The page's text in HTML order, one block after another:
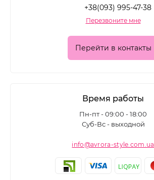
+38(093) 995-47-38
Перезвоните мне
Перейти в контакты
Время работы
Пн-пт - 09:00 - 18:00
Суб-Вс - выходной
info@avrora-style.com.ua